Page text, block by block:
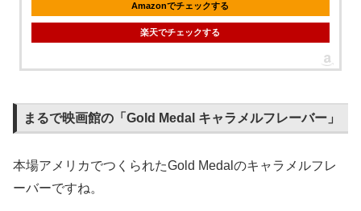
Amazonでチェックする
楽天でチェックする
まるで映画館の「Gold Medal キャラメルフレーバー」
本場アメリカでつくられたGold Medalのキャラメルフレ
ーバーですね。